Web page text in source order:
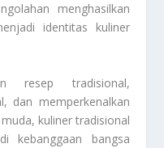
menghasilkan
identitas kuliner
resep tradisional,
dan memperkenalkan
kuliner tradisional
kebanggaan bangsa